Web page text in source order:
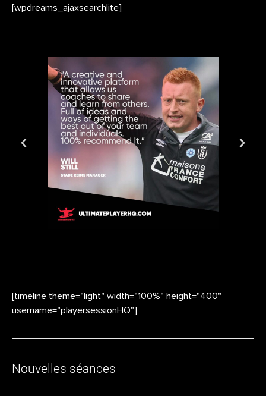
[wpdreams_ajaxsearchlite]
[timeline theme="light" width="100%" height="400"
username="playersessionHQ"]
Nouvelles séances